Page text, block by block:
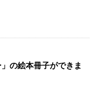
」の絵本冊子ができま